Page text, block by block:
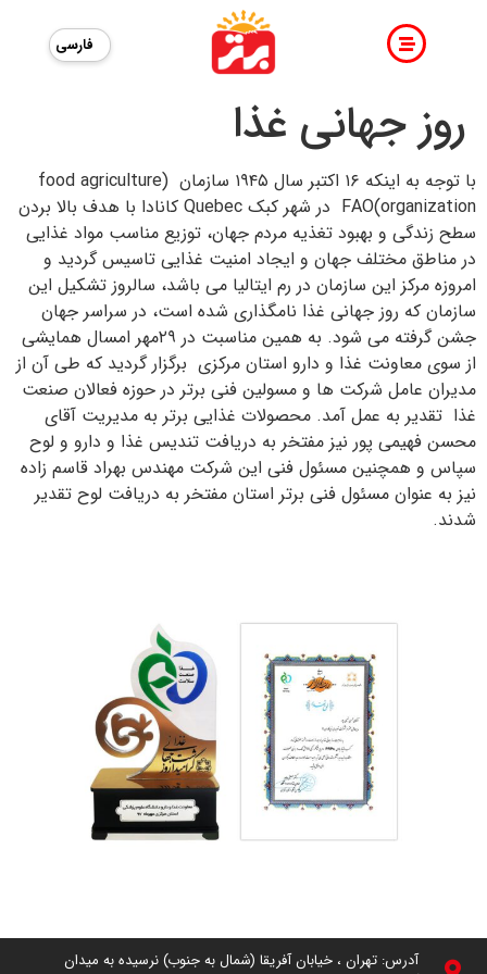
فارسی
روز جهانی غذا
با توجه به اینکه ۱۶ اکتبر سال ۱۹۴۵ سازمان (food agriculture
organization)FAO در شهر کبک Quebec کانادا با هدف بالا بردن
سطح زندگی و بهبود تغذیه مردم جهان، توزیع مناسب مواد غذایی
در مناطق مختلف جهان و ایجاد امنیت غذایی تاسیس گردید و
امروزه مرکز این سازمان در رم ایتالیا می باشد، سالروز تشکیل این
سازمان که روز جهانی غذا نامگذاری شده است، در سراسر جهان
جشن گرفته می شود. به همین مناسبت در ۲۹مهر امسال همایشی
از سوی معاونت غذا و دارو استان مرکزی برگزار گردید که طی آن از
مدیران عامل شرکت ها و مسولین فنی برتر در حوزه فعالان صنعت
غذا تقدیر به عمل آمد. محصولات غذایی برتر به مدیریت آقای
محسن فهیمی پور نیز مفتخر به دریافت تندیس غذا و دارو و لوح
سپاس و همچنین مسئول فنی این شرکت مهندس بهراد قاسم زاده
نیز به عنوان مسئول فنی برتر استان مفتخر به دریافت لوح تقدیر
شدند.
آدرس: تهران ، خیابان آفریقا (شمال به جنوب) نرسیده به میدان